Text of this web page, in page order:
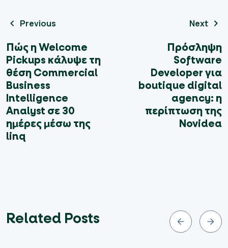
Previous
Πώς η Welcome
Pickups κάλυψε τη
θέση Commercial
Business
Intelligence
Analyst σε 30
ημέρες μέσω της
linq
Next
Πρόσληψη
Software
Developer για
boutique digital
agency: η
περίπτωση της
Novidea
Related Posts